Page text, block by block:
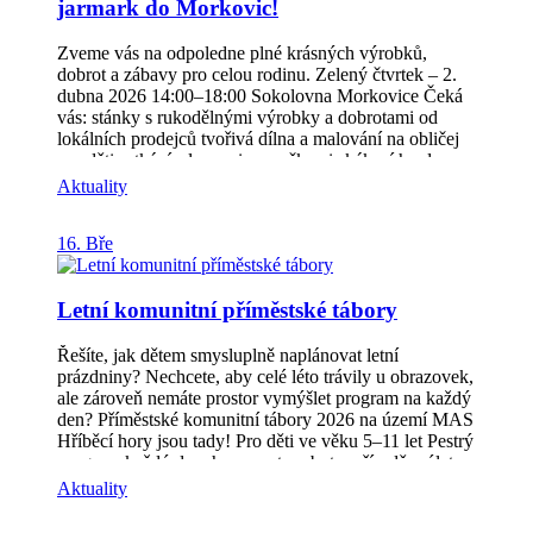
děkujeme!
jarmark do Morkovic!
Zveme vás na odpoledne plné krásných výrobků,
dobrot a zábavy pro celou rodinu. Zelený čtvrtek – 2.
dubna 2026 14:00–18:00 Sokolovna Morkovice Čeká
vás: stánky s rukodělnými výrobky a dobrotami od
lokálních prodejců tvořivá dílna a malování na obličej
pro děti setkání s lamami a ovečkami skákací hrad
občerstvení i zelené pivo Vezměte rodinu, děti i
kamarády a přijďte si užít pohodové odpoledne,
pivu! Těšíme se na vás
Aktuality
16. Bře
Letní komunitní příměstské tábory
Řešíte, jak dětem smysluplně naplánovat letní
prázdniny? Nechcete, aby celé léto trávily u obrazovek,
ale zároveň nemáte prostor vymýšlet program na každý
den? Příměstské komunitní tábory 2026 na území MAS
Hříběcí hory jsou tady! Pro děti ve věku 5–11 let Pestrý
program každý den: hry, sport, pobyt v přírodě, výlety,
tvoření, soutěže i zábavné a logické úkoly To vše v
bezpečném a přátelském prostředí Přihlášky a podrobné
Aktuality